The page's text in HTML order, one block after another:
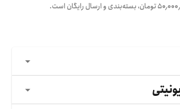
تومان، بسته‌بندی و ارسال رایگان است.